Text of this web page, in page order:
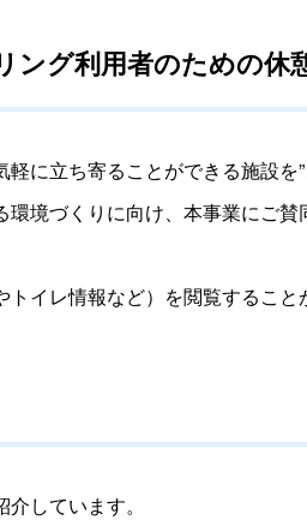
グ利用者のための休
に立ち寄ることができる施設を
境づくりに向け、本事業にご賛
イレ情報など）を閲覧すること
しています。